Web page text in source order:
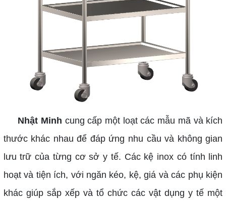
Nhật Minh cung cấp một loạt các mẫu mã và kích
thước khác nhau để đáp ứng nhu cầu và không gian
lưu trữ của từng cơ sở y tế. Các kệ inox có tính linh
hoạt và tiện ích, với ngăn kéo, kệ, giá và các phụ kiện
khác giúp sắp xếp và tổ chức các vật dụng y tế một